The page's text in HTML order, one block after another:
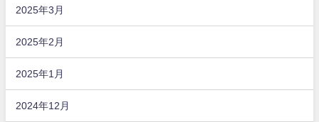
2025年3月
2025年2月
2025年1月
2024年12月